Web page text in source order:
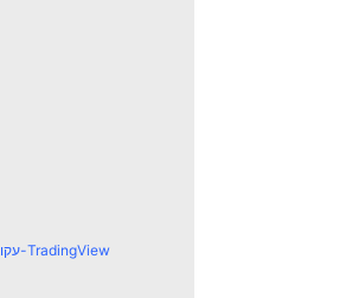
עקוב אחר כל השווקים ב-TradingView